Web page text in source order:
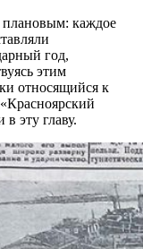
плановым: каждое
год,
этим
относящийся к
в эту главу.